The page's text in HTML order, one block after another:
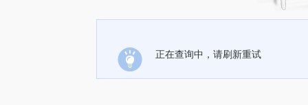
正在查询中，请刷新重试